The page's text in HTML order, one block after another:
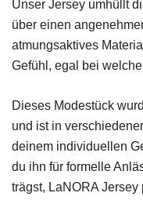
Unser Jersey umhüllt
über einen
atmungsaktives
Gefühl, egal bei
Dieses Modestück
und ist in
deinem individuellen
du ihn für formelle
trägst, LaNORA Jersey